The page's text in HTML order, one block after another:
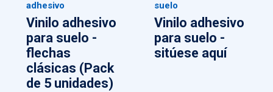
adhesivo
Vinilo adhesivo
para suelo -
flechas
clásicas (Pack
de 5 unidades)
suelo
Vinilo adhesivo
para suelo -
sitúese aquí